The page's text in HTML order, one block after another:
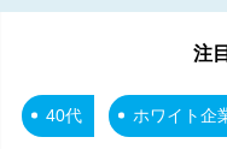
注
40代 ホワイト企